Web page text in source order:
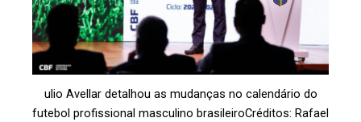
ulio Avellar detalhou as mudanças no calendário do
futebol profissional masculino brasileiroCréditos: Rafael